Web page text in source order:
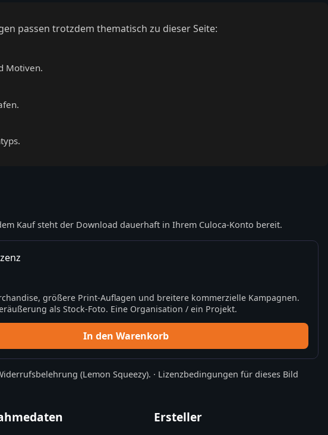
passen trotzdem thematisch zu dieser Seite:
Motiven.
Kauf steht der Download dauerhaft in Ihrem Culoca-Konto bereit.
größere Print-Auflagen und breitere kommerzielle Kampagnen.
als Stock-Foto. Eine Organisation / ein Projekt.
In den Warenkorb
(Lemon Squeezy). · Lizenzbedingungen für dieses Bild
Ersteller